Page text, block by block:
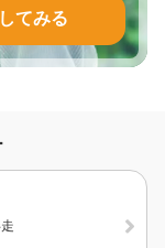
てみる